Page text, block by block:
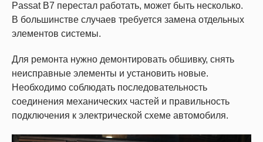
Passat B7 перестал работать, может быть несколько.
В большинстве случаев требуется замена отдельных
элементов системы.
Для ремонта нужно демонтировать обшивку, снять
неисправные элементы и установить новые.
Необходимо соблюдать последовательность
соединения механических частей и правильность
подключения к электрической схеме автомобиля.